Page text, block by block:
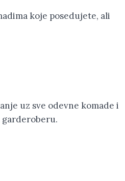
koje posedujete, ali
uz sve odevne komade i
garderoberu.